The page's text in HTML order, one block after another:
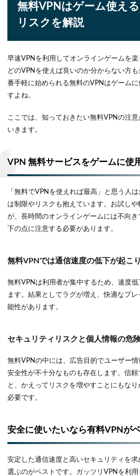
無料VPNはゲーム使え
リスクを解説
早速VPNを利用してオンラインゲームを楽
どのVPNを使えば良いのか分からない方
番手軽に始められる無料のVPNはゲーム
すよね。
ここでは、知っておきたい無料VPNの注
いきます。
VPN 無料サービスをゲームに使
「無料でVPNを使えれば最高」と思う人
は制限やリスクも抱えています。お試し
が、長時間のオンラインゲームには不向
下の点に注意する必要があります。
無料VPNでは通信速度の低下が起こ
無料VPNは利用者が集中するため、速度
ます。結果としてラグが増え、快適なプレ
能性があります。
セキュリティリスクと個人情報の危
無料VPNの中には、広告目的でユーザー情
安全性が不十分なものも存在します。信
と、かえってリスクを増やすことにもな
必要です。
安全に使いたいなら有料VPNがベ
安定した通信速度と高いセキュリティを
選ぶのがベストです。ガッツリVPNを利